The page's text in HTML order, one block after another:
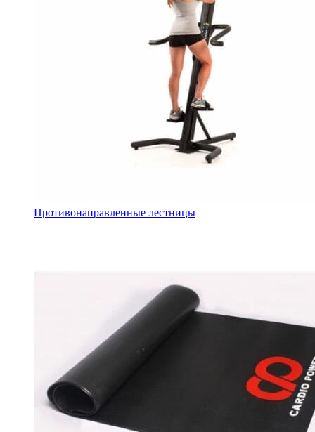
Противонаправленные лестницы